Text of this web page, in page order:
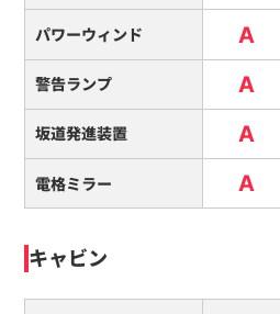
パワーウィンド A
警告ランプ A
坂道発進装置 A
電格ミラー A
キャビン